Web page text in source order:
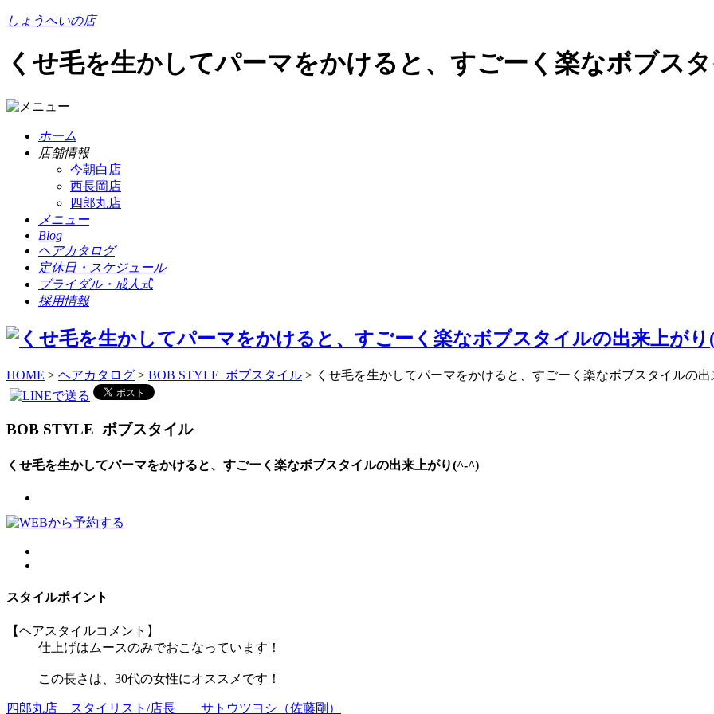
しょうへいの店
くせ毛を生かしてパーマをかけると、すごーく楽なボブス
ホーム
店舗情報
今朝白店
西長岡店
四郎丸店
メニュー
Blog
ヘアカタログ
定休日・スケジュール
ブライダル・成人式
採用情報
HOME > ヘアカタログ > BOB STYLE ボブスタイル > くせ毛を生かしてパーマをかけると、すごーく楽なボブスタイルの
BOB STYLE ボブスタイル
くせ毛を生かしてパーマをかけると、すごーく楽なボブスタイルの出来上がり(^-^)
スタイルポイント
【ヘアスタイルコメント】
仕上げはムースのみでおこなっています！
この長さは、30代の女性にオススメです！
四郎丸店 スタイリスト/店長 サトウツヨシ（佐藤剛）